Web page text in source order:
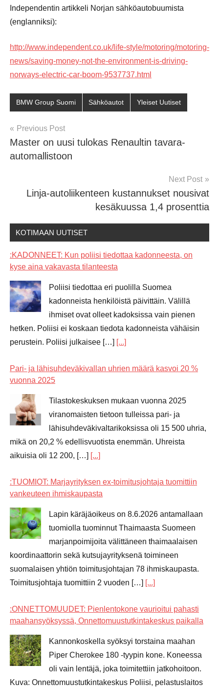
Independentin artikkeli Norjan sähköautobuumista
(englanniksi):
http://www.independent.co.uk/life-style/motoring/motoring-
news/saving-money-not-the-environment-is-driving-
norways-electric-car-boom-9537737.html
BMW Group Suomi Sähköautot Yleiset Uutiset
Post
navigation
Previous Post
Master on uusi tulokas Renaultin tavara-
automallistoon
Next Post
Linja-autoliikenteen kustannukset nousivat
kesäkuussa 1,4 prosenttia
KOTIMAAN UUTISET
:KADONNEET: Kun poliisi tiedottaa kadonneesta, on
kyse aina vakavasta tilanteesta
Poliisi tiedottaa eri puolilla Suomea
kadonneista henkilöistä päivittäin. Välillä
ihmiset ovat olleet kadoksissa vain pienen
hetken. Poliisi ei koskaan tiedota kadonneista vähäisin
perustein. Poliisi julkaisee […] [...]
Pari- ja lähisuhdeväkivallan uhrien määrä kasvoi 20 %
vuonna 2025
Tilastokeskuksen mukaan vuonna 2025
viranomaisten tietoon tulleissa pari- ja
lähisuhdeväkivaltarikoksissa oli 15 500 uhria,
mikä on 20,2 % edellisvuotista enemmän. Uhreista
aikuisia oli 12 200, […] [...]
:TUOMIOT: Marjayrityksen ex-toimitusjohtaja tuomittiin
vankeuteen ihmiskaupasta
Lapin käräjäoikeus on 8.6.2026 antamallaan
tuomiolla tuominnut Thaimaasta Suomeen
marjanpoimijoita välittäneen thaimaalaisen
koordinaattorin sekä kutsujayrityksenä toimineen
suomalaisen yhtiön toimitusjohtajan 78 ihmiskaupasta.
Toimitusjohtaja tuomittiin 2 vuoden […] [...]
:ONNETTOMUUDET: Pienlentokone vaurioitui pahasti
maahansyöksyssä, Onnettomuustutkintakeskus paikalla
Kannonkoskella syöksyi torstaina maahan
Piper Cherokee 180 -tyypin kone. Koneessa
oli vain lentäjä, joka toimitettiin jatkohoitoon.
Kuva: Onnettomuustutkintakeskus Poliisi, pelastuslaitos